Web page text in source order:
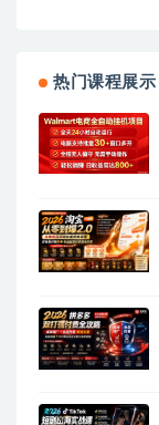
热门课程展示